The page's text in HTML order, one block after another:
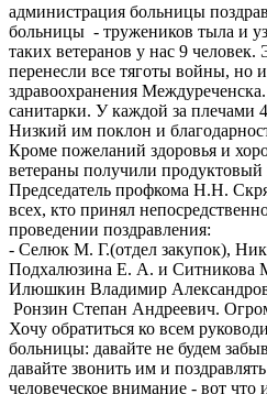
администрация больницы
больницы - тружеников тыла и
таких ветеранов у нас 9
перенесли все тяготы войны, но
здравоохранения
санитарки. У каждой за плечами
Низкий им поклон и
Кроме пожеланий здоровья и
ветераны получили
Председатель профкома Н.Н.
всех, кто принял
проведении поздравления:
- Селюк М. Г.(отдел закупок),
Подхалюзина Е. А. и Ситникова
Илюшкин Владимир
Ронзин Степан Андреевич.
Хочу обратиться ко всем
больницы: давайте не будем
давайте звонить им и
человеческое внимание - вот